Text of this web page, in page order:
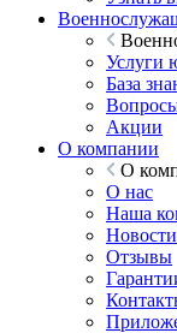
Услуги
База
Акции
О компании
О
О нас
Наша
Новости
Отзывы